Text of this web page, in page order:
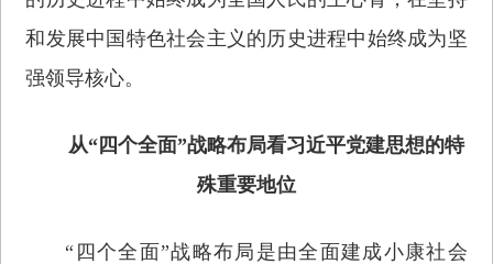
和发展中国特色社会主义的历史进程中始终成为坚
强领导核心。
从“四个全面”战略布局看习近平党建思想的特
殊重要地位
“四个全面”战略布局是由全面建成小康社会